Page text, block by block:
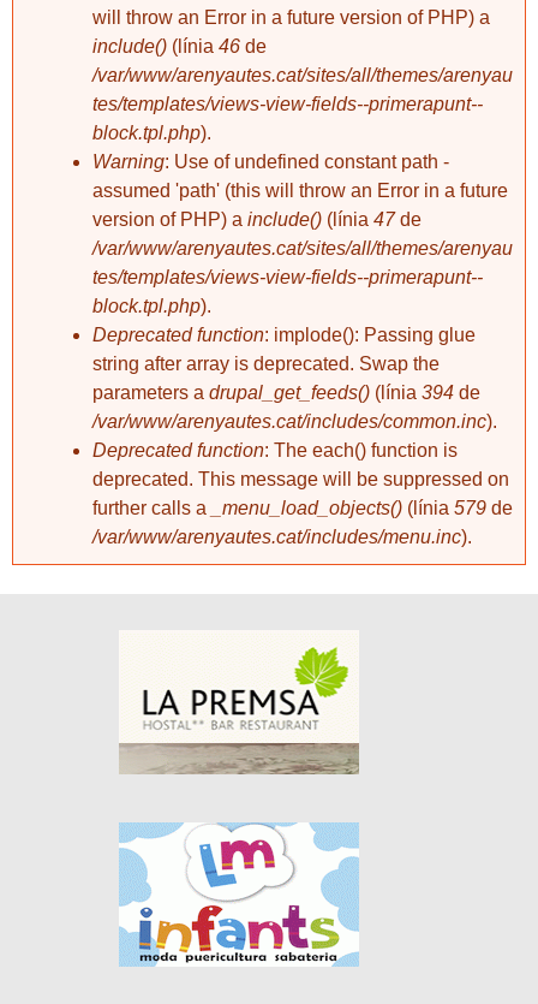
will throw an Error in a future version of PHP) a
include() (línia 46 de
/var/www/arenyautes.cat/sites/all/themes/arenyau
tes/templates/views-view-fields--primerapunt--
block.tpl.php).
Warning: Use of undefined constant path -
assumed 'path' (this will throw an Error in a future
version of PHP) a include() (línia 47de
/var/www/arenyautes.cat/sites/all/themes/arenyau
tes/templates/views-view-fields--primerapunt--
block.tpl.php).
Deprecated function: implode(): Passing glue
string after array is deprecated. Swap the
parameters a drupal_get_feeds() (línia 394 de
/var/www/arenyautes.cat/includes/common.inc).
Deprecated function: The each() function is
deprecated. This message will be suppressed on
further calls a
_menu_load_objects() (línia 579 de
/var/www/arenyautes.cat/includes/menu.inc).